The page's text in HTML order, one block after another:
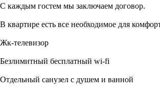
С каждым гостем мы заключаем договор.
В квартире есть все необходимое для
Жк-телевизор
Безлимитный бесплатный wi-fi
Отдельный санузел с душем и ванной